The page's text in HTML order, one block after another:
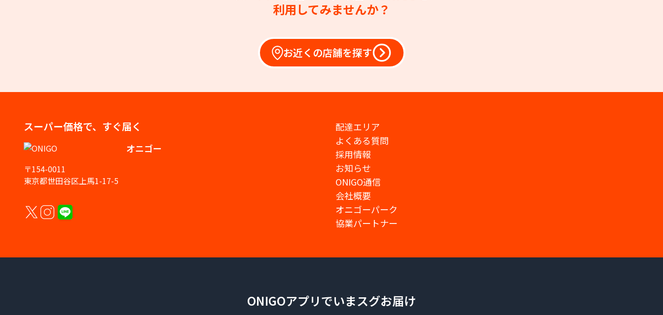
利用してみませんか？
お近くの店舗を探す
スーパー価格で、すぐ届く
オニゴー
〒154-0011
東京都世田谷区上馬1-17-5
配達エリア
よくある質問
採用情報
お知らせ
ONIGO通信
会社概要
オニゴーパーク
協業パートナー
ONIGOアプリでいまスグお届け